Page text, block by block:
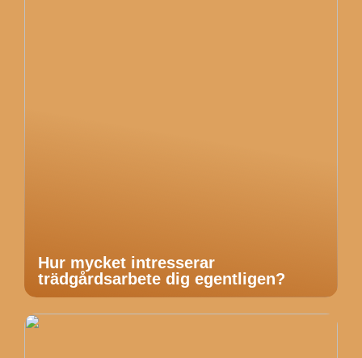
Hur mycket intresserar
trädgårdsarbete dig egentligen?